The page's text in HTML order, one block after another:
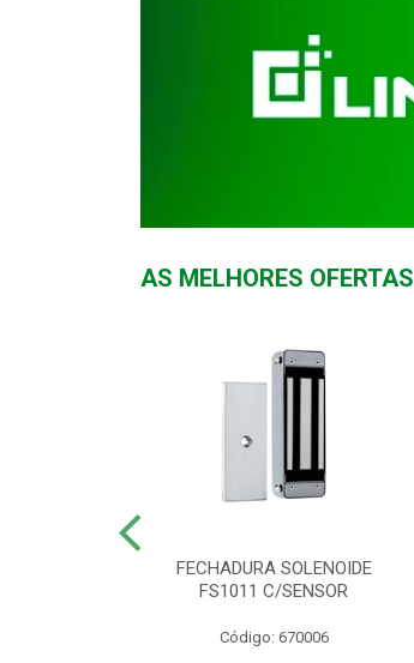
AS MELHORES OFERTAS
FECHADURA SOLENOIDE
FS1011 C/SENSOR
Código: 670006